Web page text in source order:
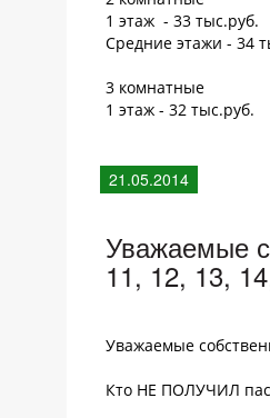
1 этаж - 33 тыс.руб.
Средние этажи - 34
3 комнатные
1 этаж - 32 тыс.руб.
21.05.2014
Уважаемые
11, 12, 13,
Уважаемые
Кто НЕ ПОЛУЧИЛ